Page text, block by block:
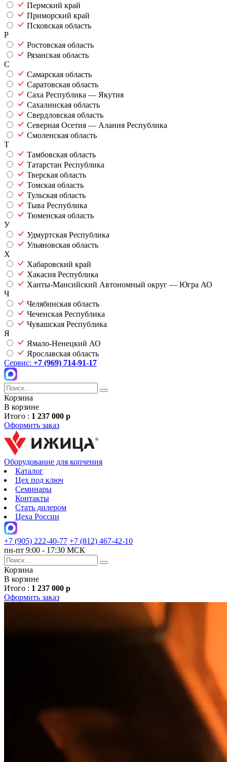
Пермский край
Приморский край
Псковская область
Р
Ростовская область
Рязанская область
С
Самарская область
Саратовская область
Саха Республика — Якутия
Сахалинская область
Свердловская область
Северная Осетия — Алания Республика
Смоленская область
Т
Тамбовская область
Татарстан Республика
Тверская область
Томская область
Тульская область
Тыва Республика
Тюменская область
У
Удмуртская Республика
Ульяновская область
Х
Хабаровский край
Хакасия Республика
Ханты-Мансийский Автономный округ — Югра АО
Ч
Челябинская область
Чеченская Республика
Чувашская Республика
Я
Ямало-Ненецкий АО
Ярославская область
Сервис: +7 (969) 714-91-17
Корзина
В корзине
Итого : 1 237 000 р
Оформить заказ
Оборудование для копчения
Каталог
Цех под ключ
Семинары
Контакты
Стать дилером
Цеха России
+7 (905) 222-40-77 +7 (812) 467-42-10
пн-пт 9:00 - 17:30 МСК
Корзина
В корзине
Итого : 1 237 000 р
Оформить заказ